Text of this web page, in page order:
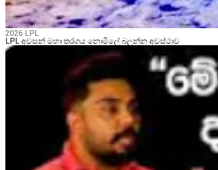
2026 LPL
LPL අවසන් මහා තරගය නොමිලේ බලන්න අවස්ථාව